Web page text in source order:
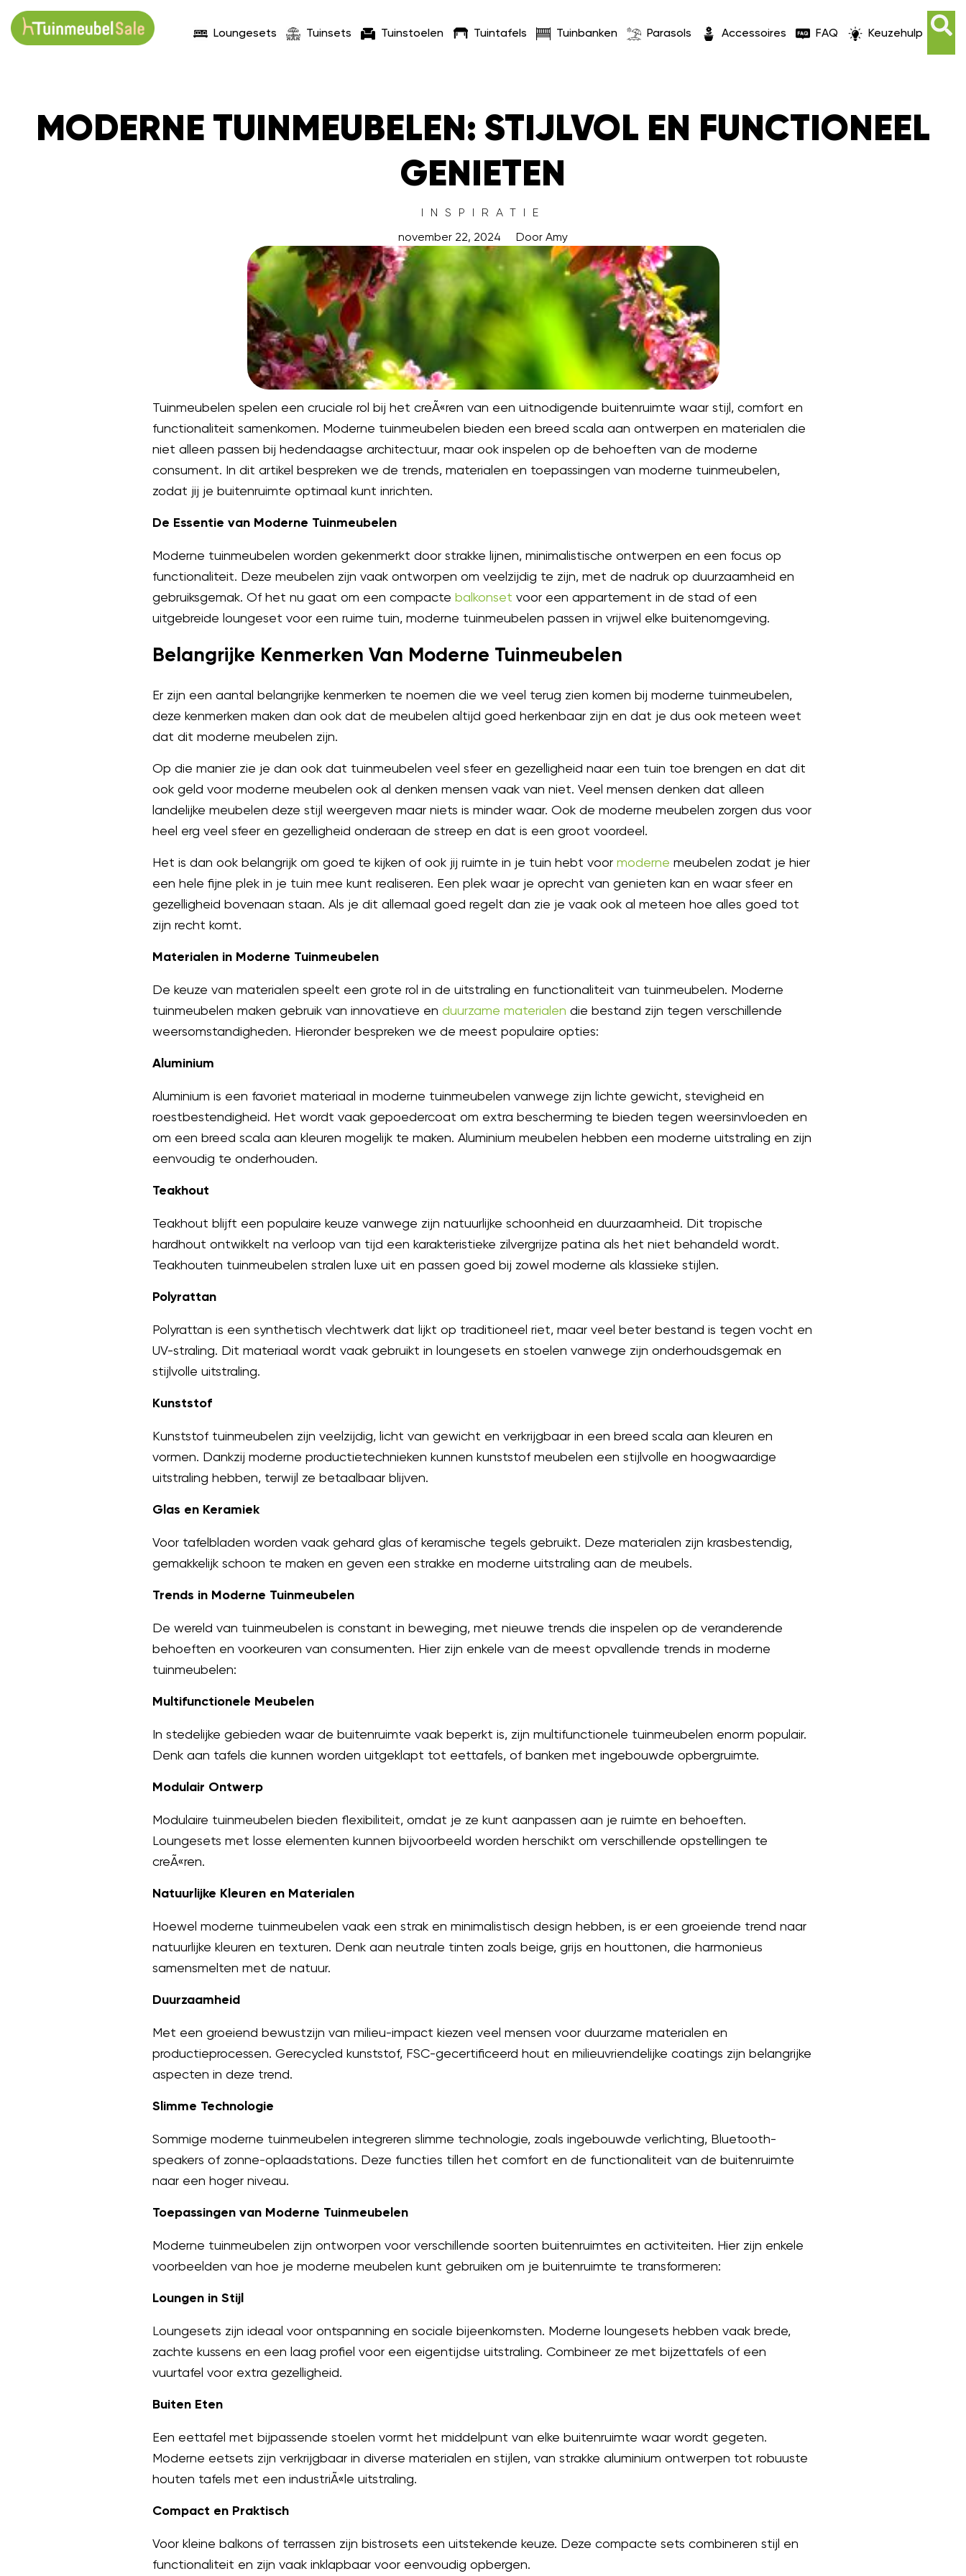
Loungesets Tuinsets Tuinstoelen Tuintafels Tuinbanken Parasols Accessoires FAQ Keuzehulp
MODERNE TUINMEUBELEN: STIJLVOL EN FUNCTIONEEL
GENIETEN
INSPIRATIE
november 22, 2024
Door Amy
Tuinmeubelen spelen een cruciale rol bij het creÃ«ren van een uitnodigende buitenruimte waar stijl, comfort en
functionaliteit samenkomen. Moderne tuinmeubelen bieden een breed scala aan ontwerpen en materialen die
niet alleen passen bij hedendaagse architectuur, maar ook inspelen op de behoeften van de moderne
consument. In dit artikel bespreken we de trends, materialen en toepassingen van moderne tuinmeubelen,
zodat jij je buitenruimte optimaal kunt inrichten.
De Essentie van Moderne Tuinmeubelen
Moderne tuinmeubelen worden gekenmerkt door strakke lijnen, minimalistische ontwerpen en een focus op
functionaliteit. Deze meubelen zijn vaak ontworpen om veelzijdig te zijn, met de nadruk op duurzaamheid en
gebruiksgemak. Of het nu gaat om een compactebalkonset voor een appartement in de stad of een
uitgebreide loungeset voor een ruime tuin, moderne tuinmeubelen passen in vrijwel elke buitenomgeving.
Belangrijke Kenmerken Van Moderne Tuinmeubelen
Er zijn een aantal belangrijke kenmerken te noemen die we veel terug zien komen bij moderne tuinmeubelen,
deze kenmerken maken dan ook dat de meubelen altijd goed herkenbaar zijn en dat je dus ook meteen weet
dat dit moderne meubelen zijn.
Op die manier zie je dan ook dat tuinmeubelen veel sfeer en gezelligheid naar een tuin toe brengen en dat dit
ook geld voor moderne meubelen ook al denken mensen vaak van niet. Veel mensen denken dat alleen
landelijke meubelen deze stijl weergeven maar niets is minder waar. Ook de moderne meubelen zorgen dus voor
heel erg veel sfeer en gezelligheid onderaan de streep en dat is een groot voordeel.
Het is dan ook belangrijk om goed te kijken of ook jij ruimte in je tuin hebt voormoderne meubelen zodat je hier
een hele fijne plek in je tuin mee kunt realiseren. Een plek waar je oprecht van genieten kan en waar sfeer en
gezelligheid bovenaan staan. Als je dit allemaal goed regelt dan zie je vaak ook al meteen hoe alles goed tot
zijn recht komt.
Materialen in Moderne Tuinmeubelen
De keuze van materialen speelt een grote rol in de uitstraling en functionaliteit van tuinmeubelen. Moderne
tuinmeubelen maken gebruik van innovatieve enduurzame materialen die bestand zijn tegen verschillende
weersomstandigheden. Hieronder bespreken we de meest populaire opties:
Aluminium
Aluminium is een favoriet materiaal in moderne tuinmeubelen vanwege zijn lichte gewicht, stevigheid en
roestbestendigheid. Het wordt vaak gepoedercoat om extra bescherming te bieden tegen weersinvloeden en
om een breed scala aan kleuren mogelijk te maken. Aluminium meubelen hebben een moderne uitstraling en zijn
eenvoudig te onderhouden.
Teakhout
Teakhout blijft een populaire keuze vanwege zijn natuurlijke schoonheid en duurzaamheid. Dit tropische
hardhout ontwikkelt na verloop van tijd een karakteristieke zilvergrijze patina als het niet behandeld wordt.
Teakhouten tuinmeubelen stralen luxe uit en passen goed bij zowel moderne als klassieke stijlen.
Polyrattan
Polyrattan is een synthetisch vlechtwerk dat lijkt op traditioneel riet, maar veel beter bestand is tegen vocht en
UV-straling. Dit materiaal wordt vaak gebruikt in loungesets en stoelen vanwege zijn onderhoudsgemak en
stijlvolle uitstraling.
Kunststof
Kunststof tuinmeubelen zijn veelzijdig, licht van gewicht en verkrijgbaar in een breed scala aan kleuren en
vormen. Dankzij moderne productietechnieken kunnen kunststof meubelen een stijlvolle en hoogwaardige
uitstraling hebben, terwijl ze betaalbaar blijven.
Glas en Keramiek
Voor tafelbladen worden vaak gehard glas of keramische tegels gebruikt. Deze materialen zijn krasbestendig,
gemakkelijk schoon te maken en geven een strakke en moderne uitstraling aan de meubels.
Trends in Moderne Tuinmeubelen
De wereld van tuinmeubelen is constant in beweging, met nieuwe trends die inspelen op de veranderende
behoeften en voorkeuren van consumenten. Hier zijn enkele van de meest opvallende trends in moderne
tuinmeubelen:
Multifunctionele Meubelen
In stedelijke gebieden waar de buitenruimte vaak beperkt is, zijn multifunctionele tuinmeubelen enorm populair.
Denk aan tafels die kunnen worden uitgeklapt tot eettafels, of banken met ingebouwde opbergruimte.
Modulair Ontwerp
Modulaire tuinmeubelen bieden flexibiliteit, omdat je ze kunt aanpassen aan je ruimte en behoeften.
Loungesets met losse elementen kunnen bijvoorbeeld worden herschikt om verschillende opstellingen te
creÃ«ren.
Natuurlijke Kleuren en Materialen
Hoewel moderne tuinmeubelen vaak een strak en minimalistisch design hebben, is er een groeiende trend naar
natuurlijke kleuren en texturen. Denk aan neutrale tinten zoals beige, grijs en houttonen, die harmonieus
samensmelten met de natuur.
Duurzaamheid
Met een groeiend bewustzijn van milieu-impact kiezen veel mensen voor duurzame materialen en
productieprocessen. Gerecycled kunststof, FSC-gecertificeerd hout en milieuvriendelijke coatings zijn belangrijke
aspecten in deze trend.
Slimme Technologie
Sommige moderne tuinmeubelen integreren slimme technologie, zoals ingebouwde verlichting, Bluetooth-
speakers of zonne-oplaadstations. Deze functies tillen het comfort en de functionaliteit van de buitenruimte
naar een hoger niveau.
Toepassingen van Moderne Tuinmeubelen
Moderne tuinmeubelen zijn ontworpen voor verschillende soorten buitenruimtes en activiteiten. Hier zijn enkele
voorbeelden van hoe je moderne meubelen kunt gebruiken om je buitenruimte te transformeren:
Loungen in Stijl
Loungesets zijn ideaal voor ontspanning en sociale bijeenkomsten. Moderne loungesets hebben vaak brede,
zachte kussens en een laag profiel voor een eigentijdse uitstraling. Combineer ze met bijzettafels of een
vuurtafel voor extra gezelligheid.
Buiten Eten
Een eettafel met bijpassende stoelen vormt het middelpunt van elke buitenruimte waar wordt gegeten.
Moderne eetsets zijn verkrijgbaar in diverse materialen en stijlen, van strakke aluminium ontwerpen tot robuuste
houten tafels met een industriÃ«le uitstraling.
Compact en Praktisch
Voor kleine balkons of terrassen zijn bistrosets een uitstekende keuze. Deze compacte sets combineren stijl en
functionaliteit en zijn vaak inklapbaar voor eenvoudig opbergen.